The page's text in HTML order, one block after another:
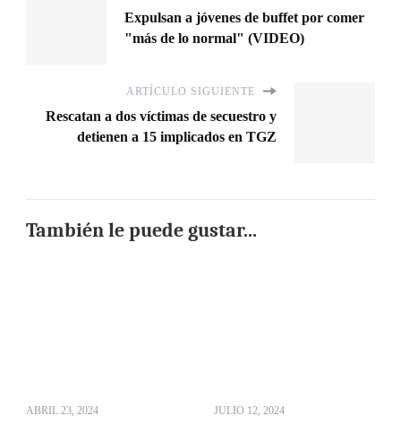
Expulsan a jóvenes de buffet por comer
"más de lo normal" (VIDEO)
ARTÍCULO SIGUIENTE
Rescatan a dos víctimas de secuestro y
detienen a 15 implicados en TGZ
También le puede gustar...
ABRIL 23, 2024 JULIO 12, 2024